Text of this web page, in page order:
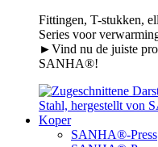
Fittingen, T-stukken,
Series voor
►Vind nu de juiste
SANHA®!
Koper
SANHA®-Press